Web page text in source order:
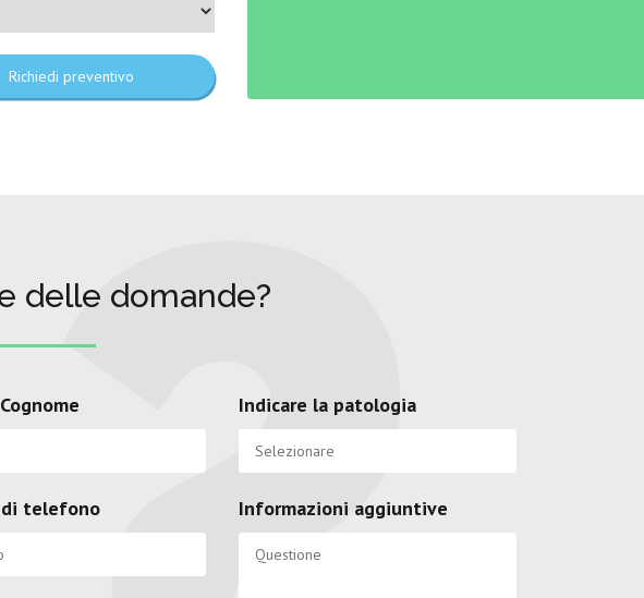
Richiedi preventivo
delle domande?
di telefono
Indicare la patologia
Informazioni aggiuntive